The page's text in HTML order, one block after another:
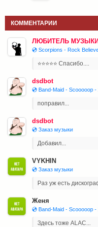
КОММЕНТАРИИ
ЛЮБИТЕЛЬ МУЗЫКИ
💿 Scorpions - Rock
⭐⭐⭐⭐⭐ Спасибо....
dsdbot
💿 Band-Maid - Scooooop -
поправил...
dsdbot
💿 Заказ музыки
Добавил...
VYKHIN
💿 Заказ музыки
Раз уж есть
Женя
💿 Band-Maid - Scooooop -
Здесь тоже ALAC...